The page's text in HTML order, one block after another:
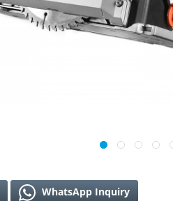
WhatsApp Inquiry